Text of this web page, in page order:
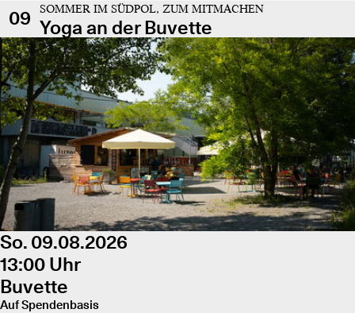
09
SOMMER IM SÜDPOL, ZUM MITMACHEN
Yoga an der Buvette
So. 09.08.2026
13:00 Uhr
Buvette
Auf Spendenbasis